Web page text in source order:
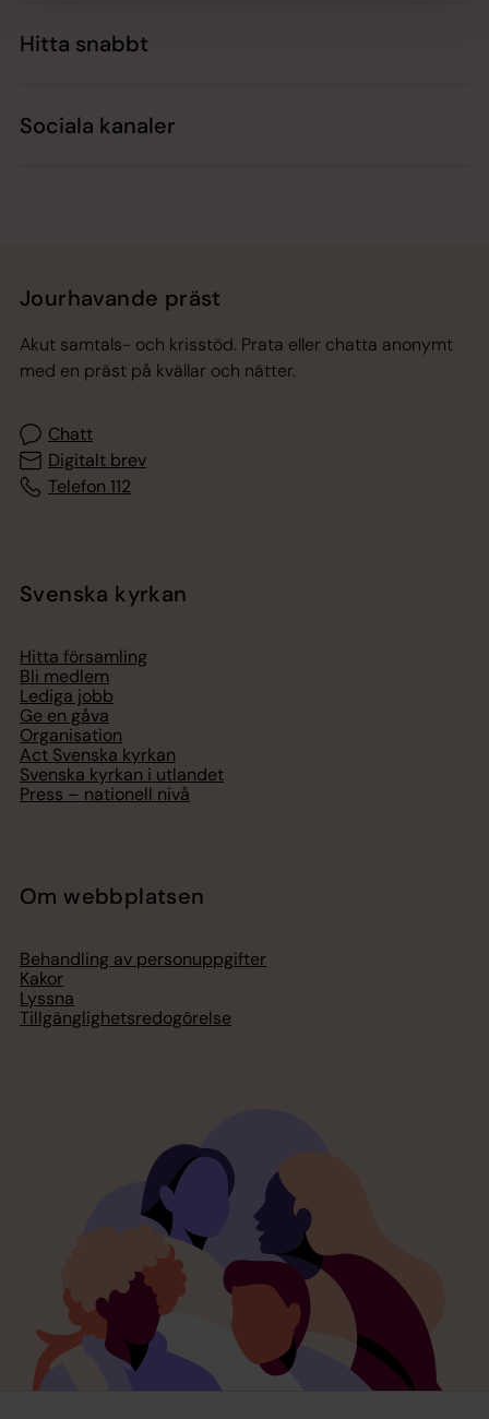
Hitta snabbt
Sociala kanaler
Jourhavande präst
Akut samtals- och krisstöd. Prata eller chatta anonymt
med en präst på kvällar och nätter.
Chatt
Digitalt brev
Telefon 112
Svenska kyrkan
Hitta församling
Bli medlem
Lediga jobb
Ge en gåva
Organisation
Act Svenska kyrkan
Svenska kyrkan i utlandet
Press – nationell nivå
Om webbplatsen
Behandling av personuppgifter
Kakor
Lyssna
Tillgänglighetsredogörelse